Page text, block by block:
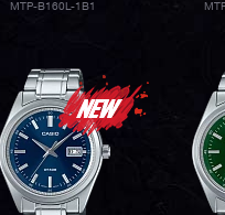
MTP-B160L-1B1